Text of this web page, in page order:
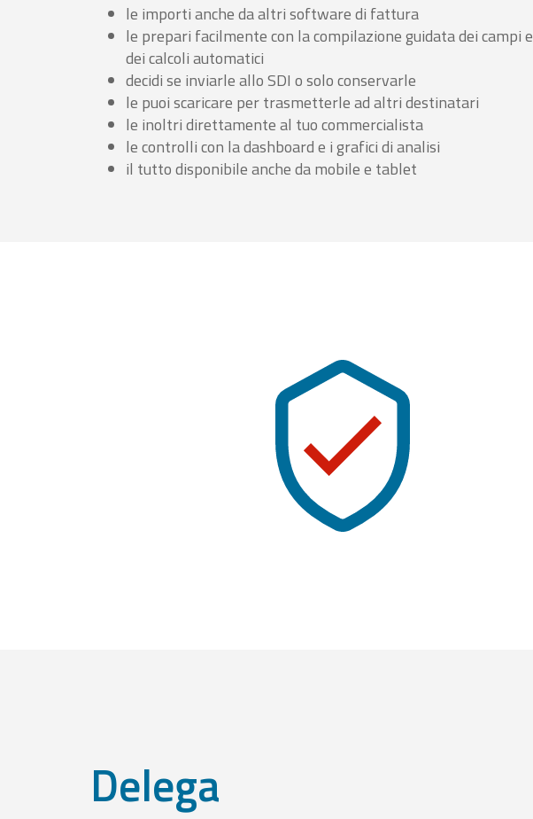
le importi anche da altri software di fattura
le prepari facilmente con la compilazione guidata dei campi e
dei calcoli automatici
decidi se inviarle allo SDI o solo conservarle
le puoi scaricare per trasmetterle ad altri destinatari
le inoltri direttamente al tuo commercialista
le controlli con la dashboard e i grafici di analisi
il tutto disponibile anche da mobile e tablet
Delega